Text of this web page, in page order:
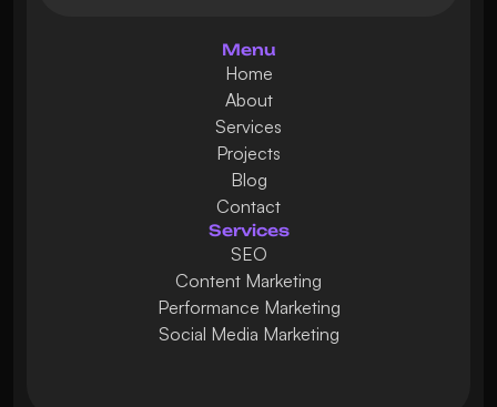
Menu
Home
About
Services
Projects
Blog
Contact
Services
SEO
Content Marketing
Performance Marketing
Social Media Marketing